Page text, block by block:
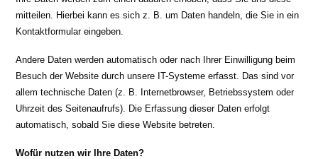
mitteilen. Hierbei kann es sich z. B. um Daten handeln, die Sie in ein
Kontaktformular eingeben.
Andere Daten werden automatisch oder nach Ihrer Einwilligung beim
Besuch der Website durch unsere IT-Systeme erfasst. Das sind vor
allem technische Daten (z. B. Internetbrowser, Betriebssystem oder
Uhrzeit des Seitenaufrufs). Die Erfassung dieser Daten erfolgt
automatisch, sobald Sie diese Website betreten.
Wofür nutzen wir Ihre Daten?